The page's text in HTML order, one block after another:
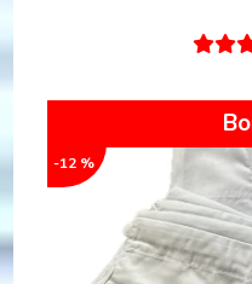
-12 %